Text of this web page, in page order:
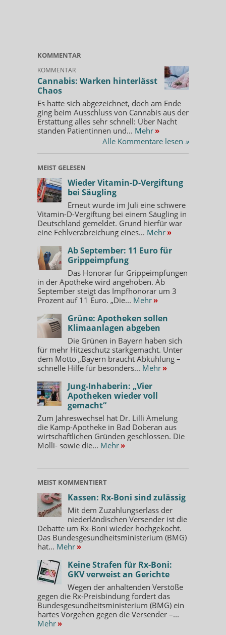
KOMMENTAR
KOMMENTAR
Cannabis: Warken hinterlässt
Chaos
Es hatte sich abgezeichnet, doch am Ende
ging beim Ausschluss von Cannabis aus der
Erstattung alles sehr schnell: Über Nacht
standen Patientinnen und... Mehr »
Alle Kommentare lesen »
MEIST GELESEN
Wieder Vitamin-D-Vergiftung
bei Säugling
Erneut wurde im Juli eine schwere
Vitamin-D-Vergiftung bei einem Säugling in
Deutschland gemeldet. Grund hierfür war
eine Fehlverabreichung eines... Mehr »
Ab September: 11 Euro für
Grippeimpfung
Das Honorar für Grippeimpfungen
in der Apotheke wird angehoben. Ab
September steigt das Impfhonorar um 3
Prozent auf 11 Euro. „Die... Mehr »
Grüne: Apotheken sollen
Klimaanlagen abgeben
Die Grünen in Bayern haben sich
für mehr Hitzeschutz starkgemacht. Unter
dem Motto „Bayern braucht Abkühlung –
schnelle Hilfe für besonders... Mehr »
Jung-Inhaberin: „Vier
Apotheken wieder voll
gemacht“
Zum Jahreswechsel hat Dr. Lilli Amelung
die Kamp-Apotheke in Bad Doberan aus
wirtschaftlichen Gründen geschlossen. Die
Molli- sowie die... Mehr »
MEIST KOMMENTIERT
Kassen: Rx-Boni sind zulässig
Mit dem Zuzahlungserlass der
niederländischen Versender ist die
Debatte um Rx-Boni wieder hochgekocht.
Das Bundesgesundheitsministerium (BMG)
hat... Mehr »
Keine Strafen für Rx-Boni:
GKV verweist an Gerichte
Wegen der anhaltenden Verstöße
gegen die Rx-Preisbindung fordert das
Bundesgesundheitsministerium (BMG) ein
hartes Vorgehen gegen die Versender –...
Mehr »